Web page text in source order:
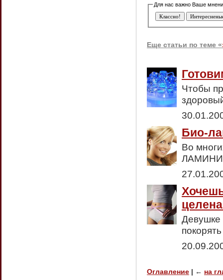
Еще статьи по теме «
Чтобы
Био-
Во
Девушке
Оглавление | ← на